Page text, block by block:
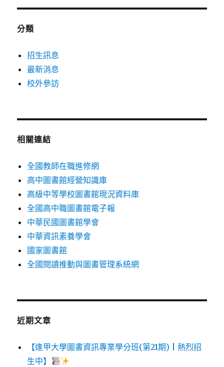
鍵
分類
招生訊息
最新消息
校外參訪
相關連結
全國教師在職進修網
高中圖書館經營知識庫
高級中等學校圖書館現況資料庫
全國高中職圖書館電子報
中華民國圖書館學會
中華資訊素養學會
國家圖書館
全國閱讀推動與圖書管理系統網
近期文章
【逢甲大學圖書資訊專業學分班(第21期) | 熱烈招
生中】